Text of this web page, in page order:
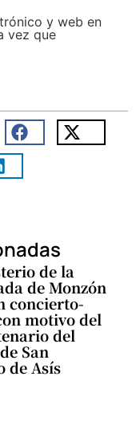
y web en
vez que
de la
de Monzón
concierto-
motivo del
del
San
de Asís